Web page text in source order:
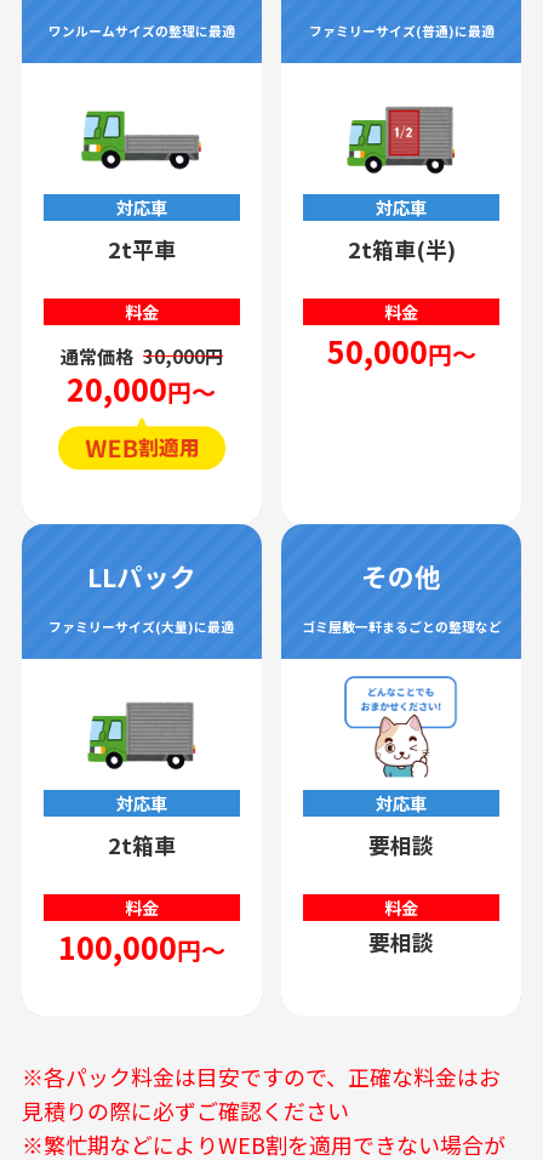
ワンルームサイズの整理に最適
対応車
2t平車
料金
通常価格 30,000円
20,000円～
ファミリーサイズ(普通)に最適
対応車
2t箱車(半)
料金
50,000円～
LLパック
ファミリーサイズ(大量)に最適
対応車
2t箱車
料金
100,000円～
その他
ゴミ屋敷一軒まるごとの整理など
対応車
要相談
料金
要相談
※各パック料金は目安ですので、正確な料金はお
見積りの際に必ずご確認ください
※繁忙期などによりWEB割を適用できない場合が